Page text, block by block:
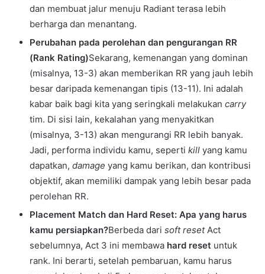
dan membuat jalur menuju Radiant terasa lebih
berharga dan menantang.
Perubahan pada perolehan dan pengurangan RR
(Rank Rating)Sekarang, kemenangan yang dominan
(misalnya, 13-3) akan memberikan RR yang jauh lebih
besar daripada kemenangan tipis (13-11). Ini adalah
kabar baik bagi kita yang seringkali melakukan carry
tim. Di sisi lain, kekalahan yang menyakitkan
(misalnya, 3-13) akan mengurangi RR lebih banyak.
Jadi, performa individu kamu, seperti kill yang kamu
dapatkan, damage yang kamu berikan, dan kontribusi
objektif, akan memiliki dampak yang lebih besar pada
perolehan RR.
Placement Match dan Hard Reset: Apa yang harus
kamu persiapkan?Berbeda dari soft resetAct
sebelumnya, Act 3 ini membawa hard reset untuk
rank. Ini berarti, setelah pembaruan, kamu harus